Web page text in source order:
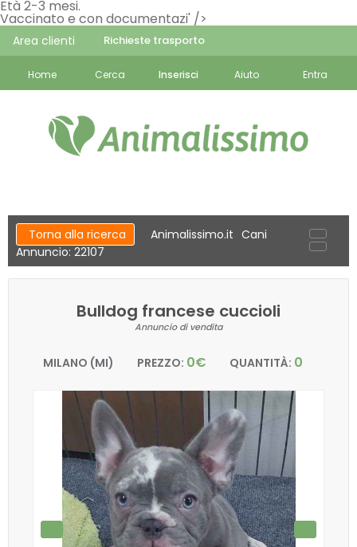
Età 2-3 mesi.
Vaccinato e con documentazi' />
Area clienti Richieste trasporto
Home Cerca Inserisci Aiuto Entra
Torna alla ricerca Animalissimo.it Cani
Annuncio: 22107
Bulldog francese cuccioli
Annuncio di vendita
MILANO (MI) PREZZO: 0€ QUANTITÀ: 0